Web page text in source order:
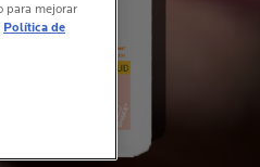
para mejorar
Política de